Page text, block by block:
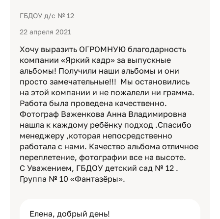
ГБДОУ д/с № 12
22 апреля 2021
Хочу выразить ОГРОМНУЮ благодарность
компании «Яркий кадр» за выпускные
альбомы! Получили наши альбомы и они
просто замечательные!!! Мы остановились
на этой компании и не пожалели ни грамма.
Работа была проведена качественно.
Фотограф Важенкова Анна Владимировна
нашла к каждому ребёнку подход .Спасибо
менеджеру ,которая непосредственно
работала с нами. Качество альбома отличное
переплетение, фотографии все на высоте.
С Уважением, ГБДОУ детский сад № 12 .
Группа № 10 «Фантазёры».
Елена, добрый день!